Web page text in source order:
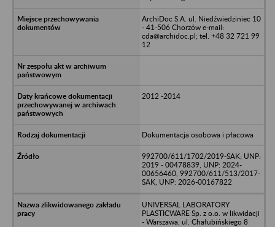
ArchiDoc S.A. ul. Niedźwiedziniec 10
- 41-506 Chorzów e-mail:
cda@archidoc.pl; tel. +48 32 721 99
12
2012 -2014
Dokumentacja osobowa i płacowa
992700/611/1702/2019-SAK; UNP:
2019 - 00478839, UNP: 2024-
00656460, 992700/611/513/2017-
SAK, UNP: 2026-00167822
UNIVERSAL LABORATORY
PLASTICWARE Sp. z o.o. w likwidacji
- Warszawa, ul. Chałubińskiego 8